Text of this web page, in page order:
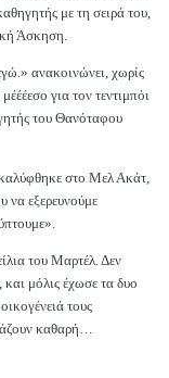
με τη σειρά του,
Άσκηση.
ανακοινώνει, χωρίς
για τον τεντιμπόι
του Θανόταφου
στο Μελ Ακάτ,
να εξερευνούμε
του Μαρτέλ. Δεν
και μόλις έχωσε τα δυο
τους
καθαρή…